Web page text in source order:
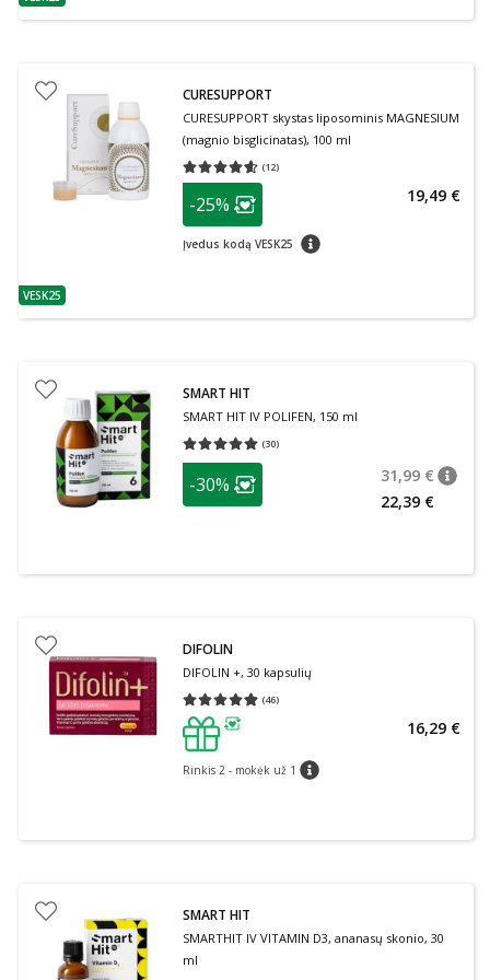
patarimas
patarimas
VESK25
CURESUPPORT
CURESUPPORT skystas liposominis MAGNESIUM
(magnio bisglicinatas), 100 ml
(12)
Vidutinis įvertinimas 4.58
patarimas
Lojalumo klubo narių nuolaida
-25%
Įvedus kodą VESK25 patarimas
19,49 €
SMART HIT
SMART HIT IV POLIFEN, 150 ml
(30)
Vidutinis įvertinimas 5.00
patarimas
Lojalumo klubo narių nuolaida
-30% 31,99 €
22,39 €
DIFOLIN
DIFOLIN +, 30 kapsulių
(46)
Vidutinis įvertinimas 4.87
patarimas
Rinkis 2 - mokėk už 1 patarimas
16,29 €
SMART HIT
SMARTHIT IV VITAMIN D3, ananasų skonio, 30
ml